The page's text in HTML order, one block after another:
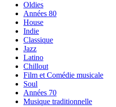
Oldies
Années 80
House
Indie
Classique
Jazz
Latino
Chillout
Film et Comédie musicale
Soul
Années 70
Musique traditionnelle